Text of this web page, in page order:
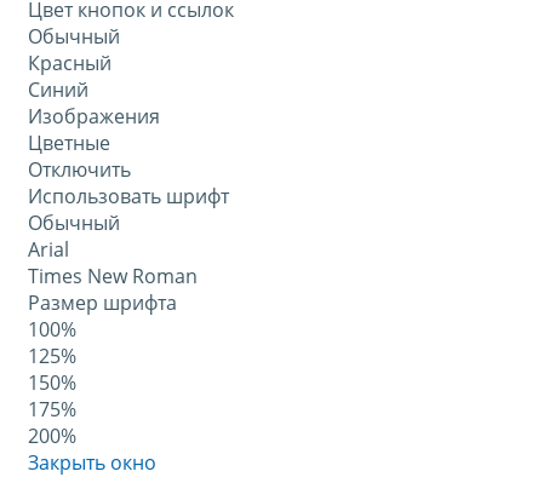
Цвет кнопок и ссылок
Обычный
Красный
Синий
Изображения
Цветные
Отключить
Использовать шрифт
Обычный
Arial
Times New Roman
Размер шрифта
100%
125%
150%
175%
200%
Закрыть окно